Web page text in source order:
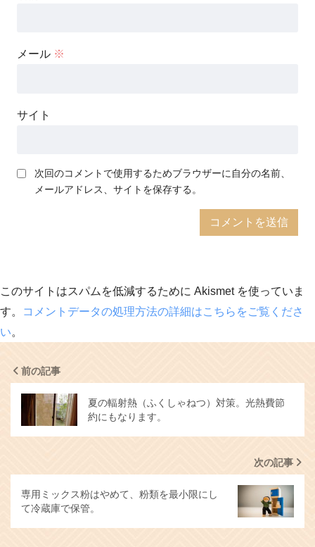
メール ※
サイト
次回のコメントで使用するためブラウザーに自分の名前、
メールアドレス、サイトを保存する。
このサイトはスパムを低減するために Akismet を使っていま
す。
コメントデータの処理方法の詳細はこちらをご覧くださ
い。
前の記事
夏の輻射熱（ふくしゃねつ）対策。光熱費節
約にもなります。
次の記事
専用ミックス粉はやめて、粉類を最小限にし
て冷蔵庫で保管。